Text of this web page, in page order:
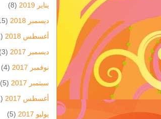
يناير 2019
(8)
ديسمبر 2018
(15)
أغسطس 2018
(1)
ديسمبر 2017
(3)
نوفمبر 2017
(4)
سبتمبر 2017
(5)
أغسطس 2017
(1)
يوليو 2017
(5)